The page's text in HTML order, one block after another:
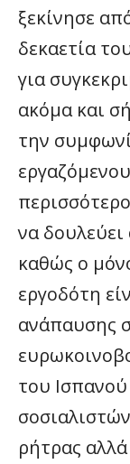
ξεκίνησε
δεκαετία
για
ακόμα και
την
να
καθώς ο
εργοδότη
ανάπαυσης
του
ρήτρας